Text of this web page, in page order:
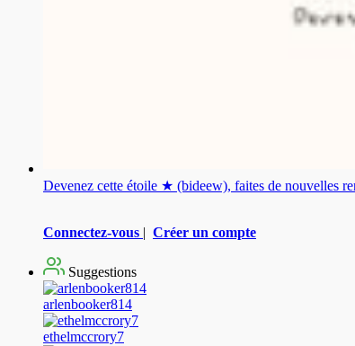
Devenez cette étoile ★ (bideew), faites de nouvelles
Connectez-vous | Créer un compte
Suggestions
arlenbooker814
ethelmccrory7